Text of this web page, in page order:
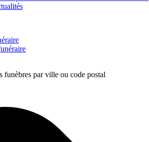
funèbres par ville ou code postal